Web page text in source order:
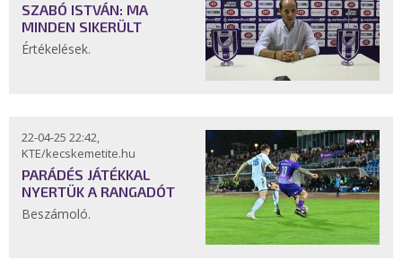
SZABÓ ISTVÁN: MA
MINDEN SIKERÜLT
Értékelések.
22-04-25 22:42,
KTE/kecskemetite.hu
PARÁDÉS JÁTÉKKAL
NYERTÜK A RANGADÓT
Beszámoló.